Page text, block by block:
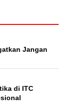
Jangan
di ITC